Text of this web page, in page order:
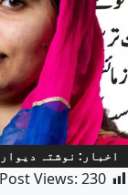
اخبار: نوشتہ دیوار
Post Views: 230